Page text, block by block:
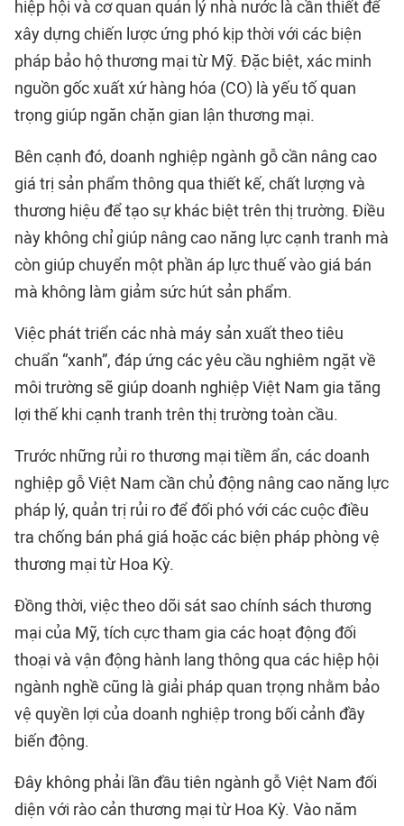
hiệp hội và cơ quan quản lý nhà nước là cần thiết để
xây dựng chiến lược ứng phó kịp thời với các biện
pháp bảo hộ thương mại từ Mỹ. Đặc biệt, xác minh
nguồn gốc xuất xứ hàng hóa (CO) là yếu tố quan
trọng giúp ngăn chặn gian lận thương mại.
Bên cạnh đó, doanh nghiệp ngành gỗ cần nâng cao
giá trị sản phẩm thông qua thiết kế, chất lượng và
thương hiệu để tạo sự khác biệt trên thị trường. Điều
này không chỉ giúp nâng cao năng lực cạnh tranh mà
còn giúp chuyển một phần áp lực thuế vào giá bán
mà không làm giảm sức hút sản phẩm.
Việc phát triển các nhà máy sản xuất theo tiêu
chuẩn “xanh”, đáp ứng các yêu cầu nghiêm ngặt về
môi trường sẽ giúp doanh nghiệp Việt Nam gia tăng
lợi thế khi cạnh tranh trên thị trường toàn cầu.
Trước những rủi ro thương mại tiềm ẩn, các doanh
nghiệp gỗ Việt Nam cần chủ động nâng cao năng lực
pháp lý, quản trị rủi ro để đối phó với các cuộc điều
tra chống bán phá giá hoặc các biện pháp phòng vệ
thương mại từ Hoa Kỳ.
Đồng thời, việc theo dõi sát sao chính sách thương
mại của Mỹ, tích cực tham gia các hoạt động đối
thoại và vận động hành lang thông qua các hiệp hội
ngành nghề cũng là giải pháp quan trọng nhằm bảo
vệ quyền lợi của doanh nghiệp trong bối cảnh đầy
biến động.
Đây không phải lần đầu tiên ngành gỗ Việt Nam đối
diện với rào cản thương mại từ Hoa Kỳ. Vào năm